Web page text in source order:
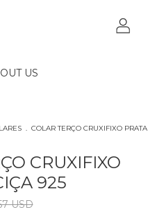
US
. COLAR TERÇO CRUXIFIXO PRATA
CRUXIFIXO
925
USD